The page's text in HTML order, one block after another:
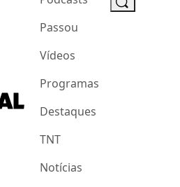
Passou
Vídeos
Programas
Destaques
TNT
Notícias